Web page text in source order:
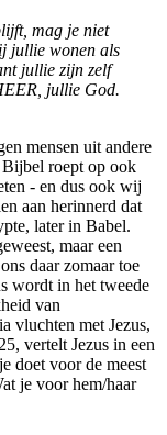
mag je niet
jullie wonen als
jullie zijn zelf
jullie God.
mensen uit andere
roept op ook
- en dus ook wij
aan herinnerd dat
later in Babel.
maar een
daar zomaar toe
wordt in het tweede
van
vluchten met Jezus,
vertelt Jezus in een
doet voor de meest
je voor hem/haar